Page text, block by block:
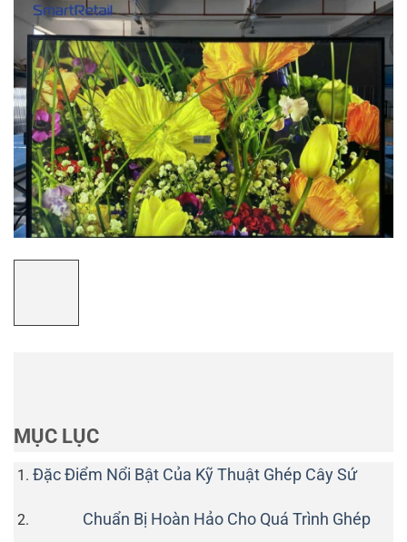
MỤC LỤC
Đặc Điểm Nổi Bật Của Kỹ Thuật Ghép Cây Sứ
Chuẩn Bị Hoàn Hảo Cho Quá Trình Ghép